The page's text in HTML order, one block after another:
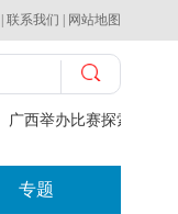
联系我们 网站地图
广西举办比赛探索中（
专题